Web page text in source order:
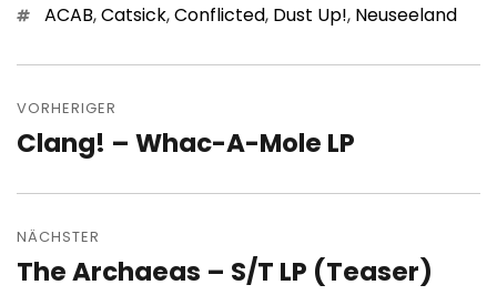
Schlagwörter
ACAB,Catsick,Conflicted, Dust Up!, Neuseeland
VORHERIGER
Vorheriger
Clang! – Whac-A-Mole LP
NÄCHSTER
Nächster
The Archaeas – S/T LP (Teaser)